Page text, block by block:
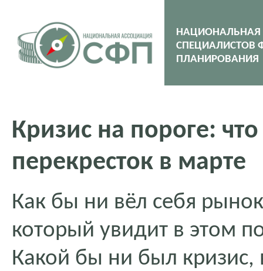
НАЦИОНАЛЬНАЯ
СПЕЦИАЛИСТОВ
ПЛАНИРОВАНИЯ
Кризис на пороге:
перекресток в марте
Как бы ни вёл себя
который увидит в этом
Какой бы ни был кризис,